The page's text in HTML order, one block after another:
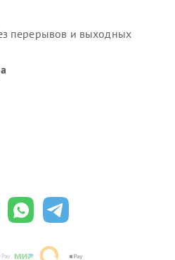
перерывов и выходных